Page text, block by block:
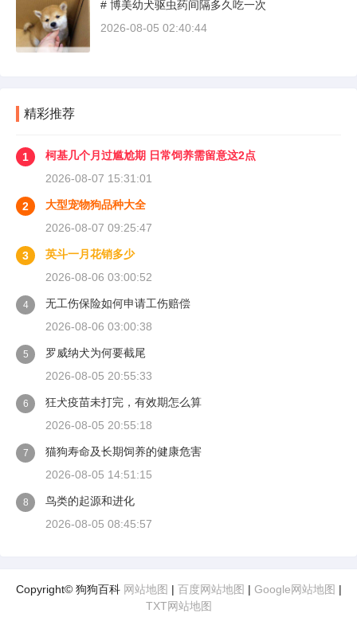
不超过100公里，这不是老司机的保守，而是活
塞和气缸壁需要时间完成精细贴合。多数车型说
# 博美幼犬驱虫药间隔多久吃一次
2026-08-05 02:40:44
精彩推荐
1
柯基几个月过尴尬期 日常饲养需留意这2点
2026-08-07 15:31:01
2
大型宠物狗品种大全
2026-08-07 09:25:47
3
英斗一月花销多少
2026-08-06 03:00:52
4
无工伤保险如何申请工伤赔偿
2026-08-06 03:00:38
5
罗威纳犬为何要截尾
2026-08-05 20:55:33
6
狂犬疫苗未打完，有效期怎么算
2026-08-05 20:55:18
7
猫狗寿命及长期饲养的健康危害
2026-08-05 14:51:15
8
鸟类的起源和进化
2026-08-05 08:45:57
Copyright© 狗狗百科 网站地图 | 百度网站地图 | Google网站地图 |
TXT网站地图